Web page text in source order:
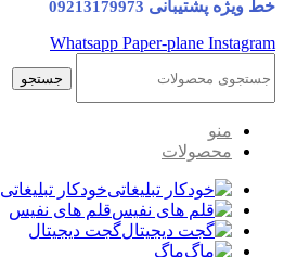
خط ویژه پشتیبانی 09213179973
Whatsapp Paper-plane Instagram
جستجو
منو
محصولات
خودکار تبلیغاتی
قلم های نفیس
گجت دیجیتال
ماگ